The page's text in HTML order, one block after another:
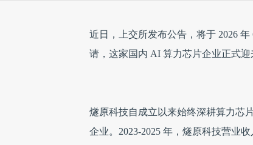
近日，上交所发布公告，将于 2026
请，这家国内 AI 算力芯片企业正式迎
燧原科技自成立以来始终深耕算力芯
企业。2023-2025 年，燧原科技营业